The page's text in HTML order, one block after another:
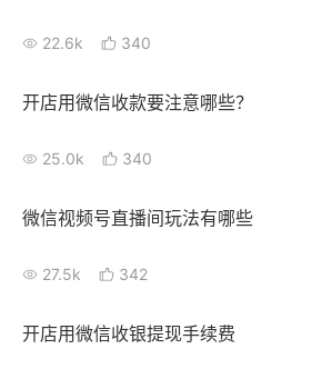
产品更新动态
行业洞察
品牌消费观
新零售资讯
培训课程
22.6k 340
开店用微信收款要注意哪些？
25.0k 340
微信视频号直播间玩法有哪些
27.5k 342
开店用微信收银提现手续费